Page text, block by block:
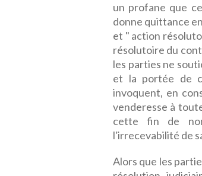
un profane que
donne quittance
et " action
résolutoire du
les parties ne
et la portée de
invoquent, en
venderesse à
cette fin de
l'irrecevabilité de
Alors que les